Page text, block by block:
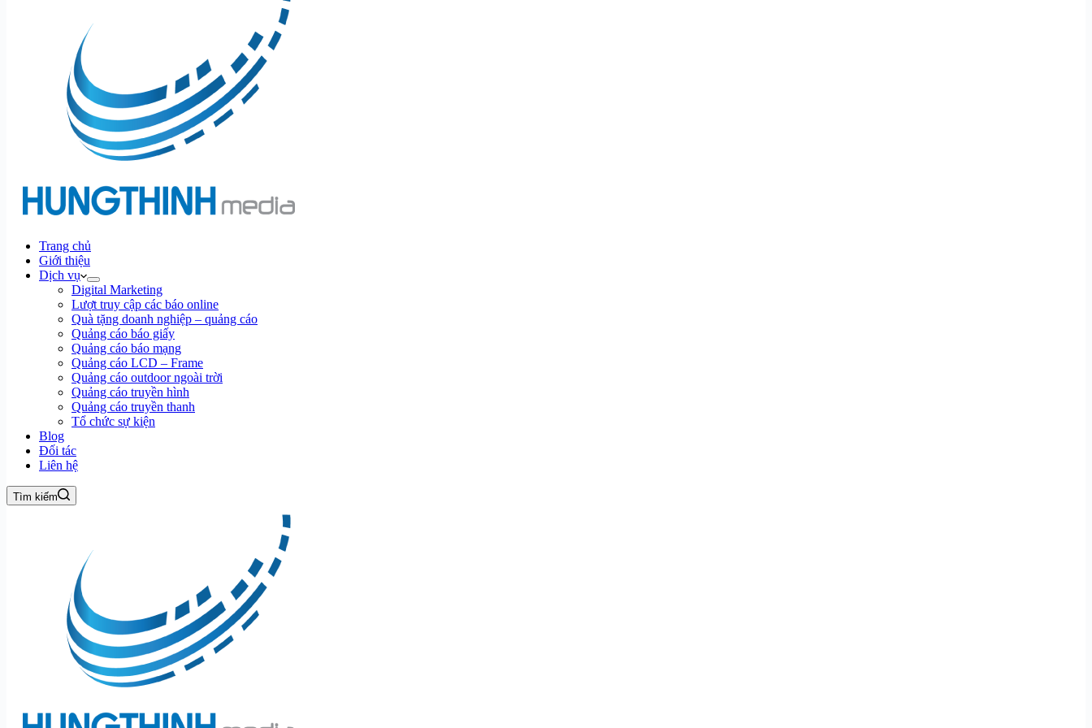
Trang chủ
Giới thiệu
Dịch vụ
Digital Marketing
Lượt truy cập các báo online
Quà tặng doanh nghiệp – quảng cáo
Quảng cáo báo giấy
Quảng cáo báo mạng
Quảng cáo LCD – Frame
Quảng cáo outdoor ngoài trời
Quảng cáo truyền hình
Quảng cáo truyền thanh
Tổ chức sự kiện
Blog
Đối tác
Liên hệ
Tìm kiếm